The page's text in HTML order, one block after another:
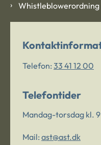
Whistleblowerordning
Telefon: 33 41 12 00
Telefontider
Mandag-torsdag kl.
Mail: ast@ast.dk